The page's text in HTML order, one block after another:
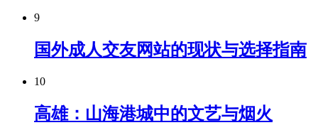
9
国外成人交友网站的现状与选择指南
10
高雄：山海港城中的文艺与烟火